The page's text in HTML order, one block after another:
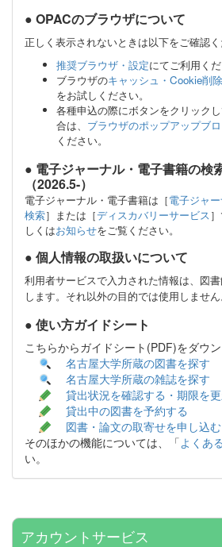
● OPACのブラウザについて
正しく表示されないときは以下をご確認く
推奨ブラウザ・設定にてご利用くだ
ブラウザのキャッシュ・Cookie削
をお試しください。
各種申込の際にボタンをクリック
合は、 ブラウザのポップアップブ
ください。
● 電子ジャーナル・電子書籍の検
（2026.5-）
電子ジャーナル・電子書籍は［電子ジャ
検索］または［ディスカバリーサービス
しくはお知らせをご覧ください。
● 個人情報の取扱いについて
利用者サービスで入力された情報は、図
します。それ以外の目的では使用しません
● 使い方ガイドシート
こちらからガイドシート(PDF)をダウン
名古屋大学所蔵の図書を探す
名古屋大学所蔵の雑誌を探す
貸出状況を確認する・期限を
貸出中の図書を予約する
図書・論文の取寄せを申し込む
そのほかの機能については、「よくあ
い。
アカウントサービス